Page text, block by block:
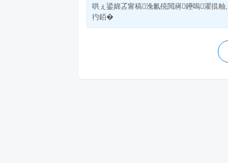
哄ぇ鍙婂叾甯稿浼氱殑閲嶈鑸嗚濯掍
彴銆�